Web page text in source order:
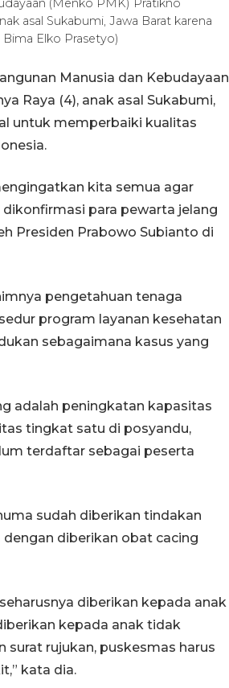
(Menko PMK) Pratikno
asal Sukabumi, Jawa Barat karena
Elko Prasetyo)
Manusia dan Kebudayaan
Raya (4), anak asal Sukabumi,
untuk memperbaiki kualitas
kita semua agar
para pewarta jelang
Presiden Prabowo Subianto di
pengetahuan tenaga
program layanan kesehatan
sebagaimana kasus yang
adalah peningkatan kapasitas
tingkat satu di posyandu,
terdaftar sebagai peserta
sudah diberikan tindakan
diberikan obat cacing
diberikan kepada anak
kepada anak tidak
rujukan, puskesmas harus
kata dia.